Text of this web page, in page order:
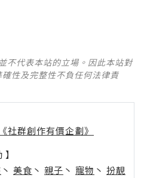
不代表本站的立場。因此本站對
性及完整性不負任何法律責
社群創作有價企劃》
丶 美食 丶 親子 丶 寵物 丶 扮靚